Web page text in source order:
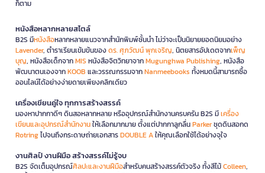
ก็ตาม
หนังสือหลากหลายสไตล์
B2S มีหนังสือหลากหลายแนวจากสำนักพิมพ์ชั้นนำ ไม่ว่าจะเป็นนิยายยอดนิยมอย่าง
Lavender, ตำราเรียนเข้มข้นของดร. ศุภวัฒน์ พุกเจริญ, นิตยสารอัปเดตจากเพ็ญ
บุญ, หนังสือเด็กจากMIS หนังสือจิตวิทยาจากMugunghwa Publishing, หนังสือ
พัฒนาตนเองจากKOOB และวรรณกรรมจากNanmeebooks ทั้งหมดนี้สามารถซื้อ
ออนไลน์ได้อย่างง่ายดายเพียงคลิกเดียว
เครื่องเขียนคู่ใจ ทุกการสร้างสรรค์
มองหาปากกาดีๆ ดินสอหลากหลาย หรืออุปกรณ์สำนักงานครบครัน B2S มีเครื่อง
เขียนและอุปกรณ์สำนักงานให้เลือกมากมาย ตั้งแต่ปากกาลูกลื่นParkerชุดดินสอกด
Rotringไปจนถึงกระดาษถ่ายเอกสารDOUBLE Aให้คุณเลือกใช้ได้อย่างจุใจ
งานศิลป์ งานฝีมือ สร้างสรรค์ไม่รู้จบ
B2S จัดเต็มอุปกรณ์ศิลปะและงานฝีมือสำหรับคนสร้างสรรค์ตัวจริง ทั้งสีไม้Colleen,